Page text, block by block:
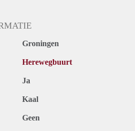
Groningen
Herewegbuurt
Ja
Kaal
Geen